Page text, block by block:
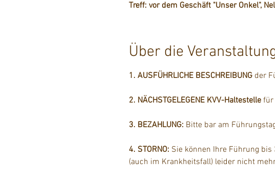
Treff: vor dem Geschäft "Unser Onkel",
Über die
1. AUSFÜHRLICHE BESCHREIBUNG der
2. NÄCHSTGELEGENE KVV-Haltestelle für
3. BEZAHLUNG: Bitte bar am
4. STORNO: Sie können Ihre Führung
(auch im Krankheitsfall) leider nicht